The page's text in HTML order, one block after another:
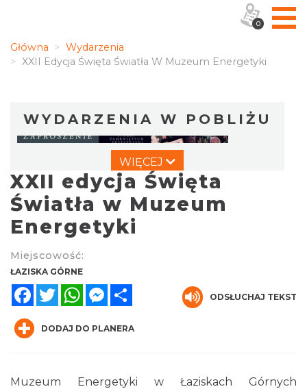
Główna
Wydarzenia
XXII Edycja Święta Światła W Muzeum Energetyki
WYDARZENIA W POBLIŻU
Kwiatkowskiego w Tichauer Art Gallery
Tychy
7.79 km
WIĘCEJ
XXII edycja Święta
Światła w Muzeum
Energetyki
Miejscowość:
ŁAZISKA GÓRNE
FacebookTwitterWhatsAppMessenger
ODSŁUCHAJ TEKST
DODAJ DO PLANERA
Muzeum Energetyki w Łaziskach Górnych
0